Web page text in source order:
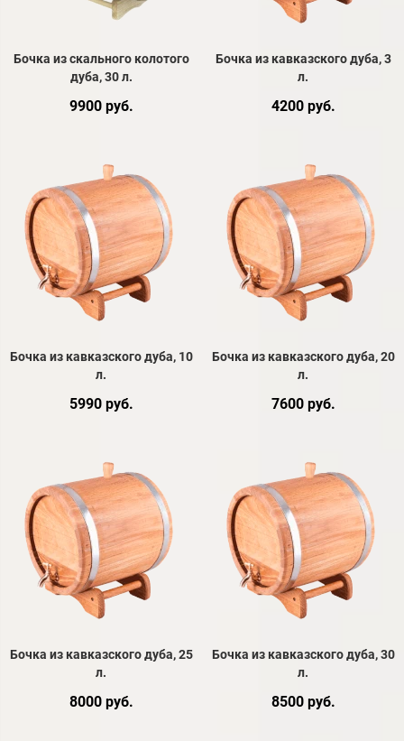
Бочка из скального колотого
дуба, 30 л.
9900 руб.
Бочка из кавказского дуба, 3
л.
4200 руб.
Бочка из кавказского дуба, 10
л.
5990 руб.
Бочка из кавказского дуба, 20
л.
7600 руб.
Бочка из кавказского дуба, 25
л.
8000 руб.
Бочка из кавказского дуба, 30
л.
8500 руб.